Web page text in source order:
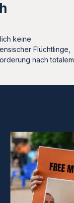
keine
Flüchtlinge,
nach totalem